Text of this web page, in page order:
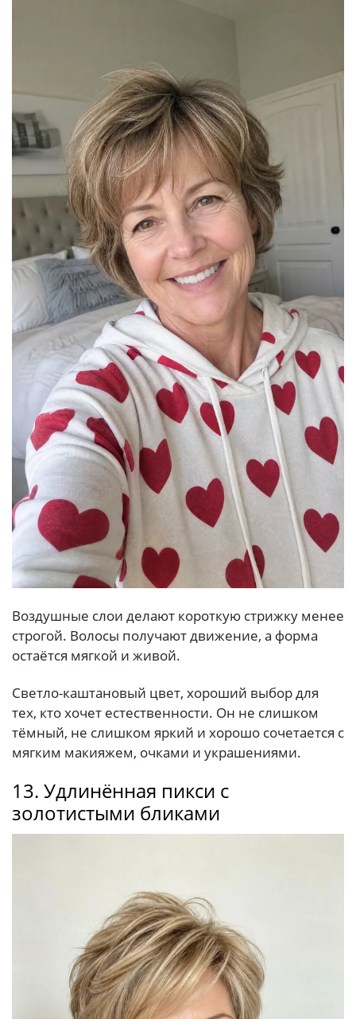
Воздушные слои делают короткую стрижку менее
строгой. Волосы получают движение, а форма
остаётся мягкой и живой.
Светло-каштановый цвет, хороший выбор для
тех, кто хочет естественности. Он не слишком
тёмный, не слишком яркий и хорошо сочетается с
мягким макияжем, очками и украшениями.
13. Удлинённая пикси с
золотистыми бликами